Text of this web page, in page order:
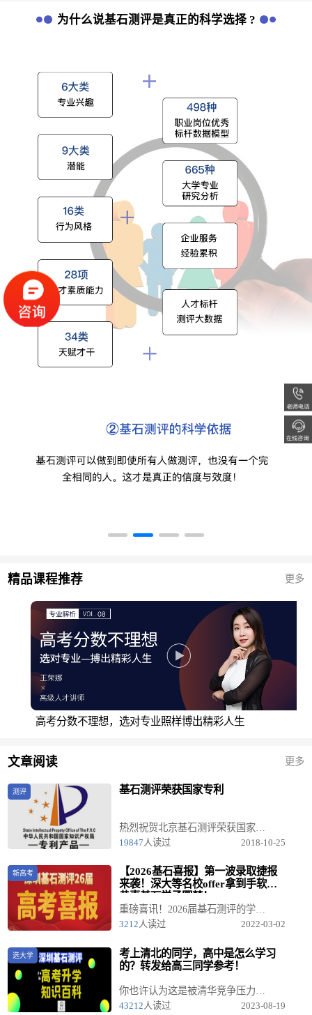
为什么说基石测评是真正的科学选择 ?
精品课程推荐 更多
高考分数不理想，选对专业照样博出精彩人生
文章阅读 更多
测评 基石测评荣获国家专利
热烈祝贺北京基石测评荣获国家专利....
19847人读过 2018-10-25
新高考
【2026基石喜报】第一波录取捷报
来袭！深大等名校offer拿到手软，
恭喜基石学子圆梦！
重磅喜讯！2026届基石测评的学子们开始霸榜了！ 当各大高校开始发放录取通知书，深圳基石测评的微信群里也变成了欢乐的海洋！看着孩子们的名字与心仪的大学紧紧相连，我们感到无比的骄傲与自豪。
3212人读过 2022-03-02
选大学
考上清北的同学，高中是怎么学习
的？转发给高三同学参考！
你也许认为这是被清华竞争压力逼的，但是事实上，对大多数清华学生来说，这就是他们在中学刻苦努力的习惯、毅力和耐心的延续，以及受中学时培养出来的上进心与野心的激励。
43212人读过 2023-08-19